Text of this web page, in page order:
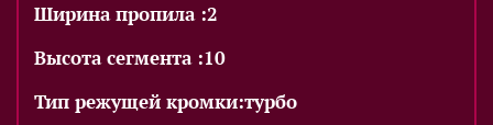
Ширина пропила :2
Высота сегмента :10
Тип режущей кромки:турбо